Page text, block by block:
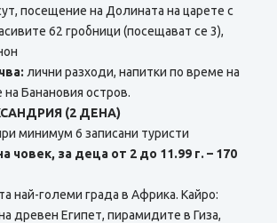
посещение на Долината на царете с
62 гробници (посещават се 3),
лични разходи, напитки по време на
Банановия остров.
(2 ДЕНА)
минимум 6 записани туристи
човек, за деца от 2 до 11.99 г. – 170
най-големи града в Африка. Кайро:
древен Египет, пирамидите в Гиза,